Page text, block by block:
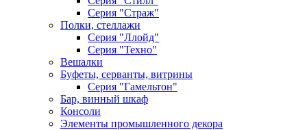
Серия "Страж"
Полки, стеллажи
Серия "Ллойд"
Серия "Техно"
Вешалки
Буфеты, серванты, витрины
Серия "Гамельтон"
Бар, винный шкаф
Консоли
Элементы промышленного декора